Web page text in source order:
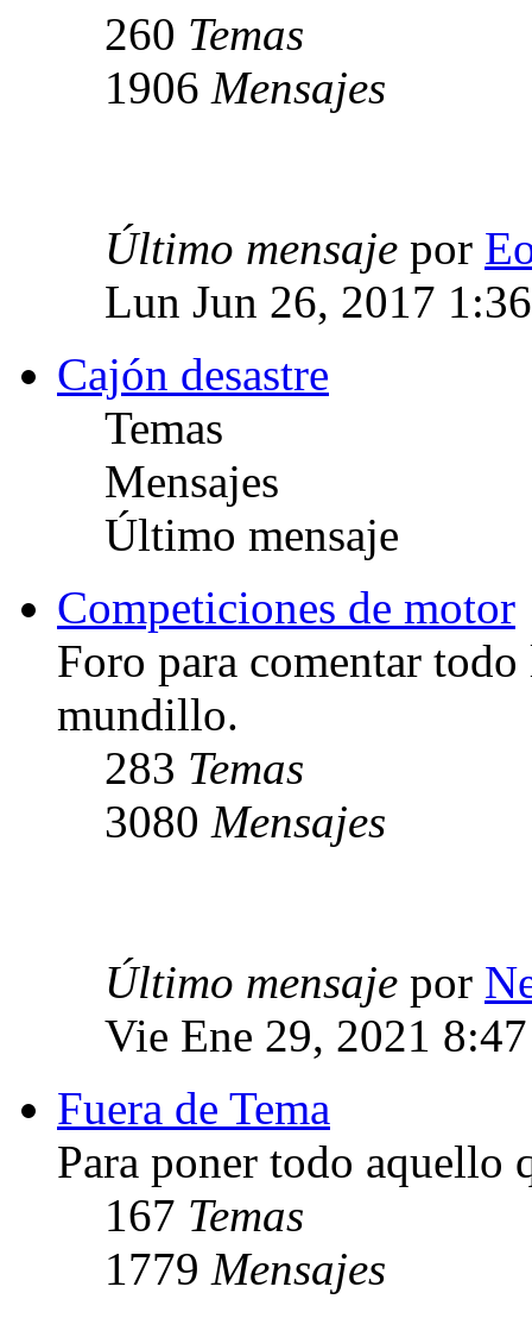
260 Temas
1906 Mensajes
Último mensaje por
Lun Jun 26, 2017
Cajón desastre
Temas
Mensajes
Último mensaje
Competiciones de motor
Foro para comentar
mundillo.
283 Temas
3080 Mensajes
Último mensaje por
Vie Ene 29, 2021
Fuera de Tema
Para poner todo aquello
167 Temas
1779 Mensajes